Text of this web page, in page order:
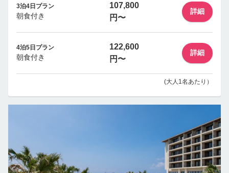
3泊4日プラン
朝食付き
107,800
円〜
詳細
4泊5日プラン
朝食付き
122,600
円〜
詳細
(大人1名あたり）